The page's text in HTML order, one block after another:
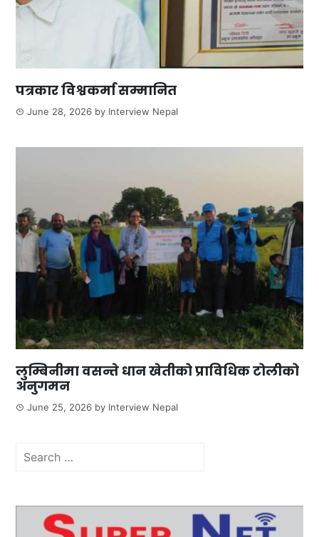
पत्रकार विश्वकर्मा सम्मानित
June 28, 2026 by Interview Nepal
लुम्बिनीमा वसन्ते धान खेतीको प्राविधिक टोलीको
अनुगमन
June 25, 2026 by Interview Nepal
Search